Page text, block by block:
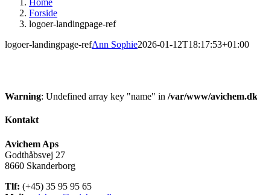
Home
Forside
logoer-landingpage-ref
logoer-landingpage-refAnn Sophie2026-01-12T18:17:53+01:00
Warning: Undefined array key "name" in /var/www/
Kontakt
Avichem Aps
Godthåbsvej 27
8660 Skanderborg
Tlf: (+45) 35 95 95 65